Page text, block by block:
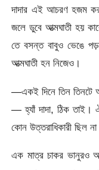
দাদার এই আচরণ হজম
জলে ডুবে আত্মঘাতী হয়
তে বসন্ত বাবুও ভেঙে
আত্মঘাতী হন নিজেও।
—একই দিনে তিন তিনটে
— হ্যাঁ দাদা, ঠিক তাই।
কোন উত্তরাধিকারী ছিল
এক মাত্র চাকর ভানুরও